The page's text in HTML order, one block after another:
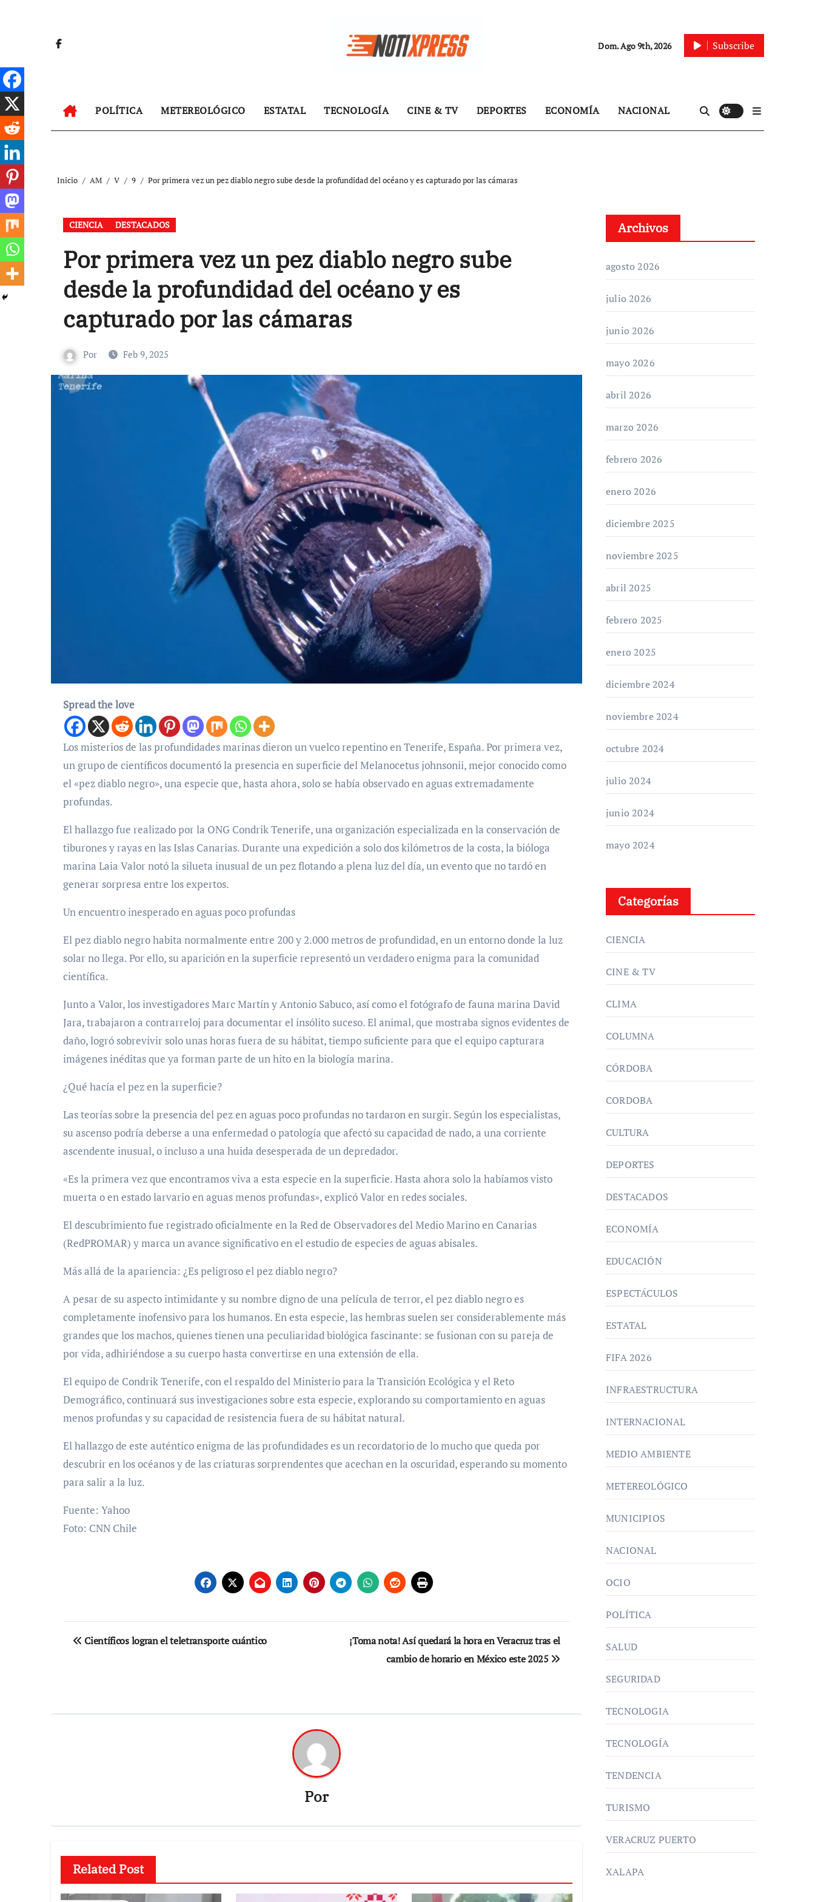
Dom. Ago 9th, 2026 Subscribe
POLÍTICA METEREOLÓGICO ESTATAL TECNOLOGÍA CINE & TV DEPORTES ECONOMÍA NACIONAL
Inicio AM V 9 Por primera vez un pez diablo negro sube desde la profundidad del océano y es capturado por las cámaras
CIENCIA DESTACADOS
Por primera vez un pez diablo negro sube
desde la profundidad del océano y es
capturado por las cámaras
Por Feb 9, 2025
Spread the love
Los misterios de las profundidades marinas dieron un vuelco repentino en Tenerife, España. Por primera vez,
un grupo de científicos documentó la presencia en superficie del Melanocetus johnsonii, mejor conocido como
el «pez diablo negro», una especie que, hasta ahora, solo se había observado en aguas extremadamente
profundas.
El hallazgo fue realizado por la ONG Condrik Tenerife, una organización especializada en la conservación de
tiburones y rayas en las Islas Canarias. Durante una expedición a solo dos kilómetros de la costa, la bióloga
marina Laia Valor notó la silueta inusual de un pez flotando a plena luz del día, un evento que no tardó en
generar sorpresa entre los expertos.
Un encuentro inesperado en aguas poco profundas
El pez diablo negro habita normalmente entre 200 y 2.000 metros de profundidad, en un entorno donde la luz
solar no llega. Por ello, su aparición en la superficie representó un verdadero enigma para la comunidad
científica.
Junto a Valor, los investigadores Marc Martín y Antonio Sabuco, así como el fotógrafo de fauna marina David
Jara, trabajaron a contrarreloj para documentar el insólito suceso. El animal, que mostraba signos evidentes de
daño, logró sobrevivir solo unas horas fuera de su hábitat, tiempo suficiente para que el equipo capturara
imágenes inéditas que ya forman parte de un hito en la biología marina.
¿Qué hacía el pez en la superficie?
Las teorías sobre la presencia del pez en aguas poco profundas no tardaron en surgir. Según los especialistas,
su ascenso podría deberse a una enfermedad o patología que afectó su capacidad de nado, a una corriente
ascendente inusual, o incluso a una huida desesperada de un depredador.
«Es la primera vez que encontramos viva a esta especie en la superficie. Hasta ahora solo la habíamos visto
muerta o en estado larvario en aguas menos profundas», explicó Valor en redes sociales.
El descubrimiento fue registrado oficialmente en la Red de Observadores del Medio Marino en Canarias
(RedPROMAR) y marca un avance significativo en el estudio de especies de aguas abisales.
Más allá de la apariencia: ¿Es peligroso el pez diablo negro?
A pesar de su aspecto intimidante y su nombre digno de una película de terror, el pez diablo negro es
completamente inofensivo para los humanos. En esta especie, las hembras suelen ser considerablemente más
grandes que los machos, quienes tienen una peculiaridad biológica fascinante: se fusionan con su pareja de
por vida, adhiriéndose a su cuerpo hasta convertirse en una extensión de ella.
El equipo de Condrik Tenerife, con el respaldo del Ministerio para la Transición Ecológica y el Reto
Demográfico, continuará sus investigaciones sobre esta especie, explorando su comportamiento en aguas
menos profundas y su capacidad de resistencia fuera de su hábitat natural.
El hallazgo de este auténtico enigma de las profundidades es un recordatorio de lo mucho que queda por
descubrir en los océanos y de las criaturas sorprendentes que acechan en la oscuridad, esperando su momento
para salir a la luz.
Fuente: Yahoo
Foto: CNN Chile
Navegación
Científicos logran el teletransporte cuántico
¡Toma nota! Así quedará la hora en Veracruz tras el
cambio de horario en México este 2025
Por
Related Post
Archivos
agosto 2026
julio 2026
junio 2026
mayo 2026
abril 2026
marzo 2026
febrero 2026
enero 2026
diciembre 2025
noviembre 2025
abril 2025
febrero 2025
enero 2025
diciembre 2024
noviembre 2024
octubre 2024
julio 2024
junio 2024
mayo 2024
Categorías
CIENCIA
CINE & TV
CLIMA
COLUMNA
CÓRDOBA
CORDOBA
CULTURA
DEPORTES
DESTACADOS
ECONOMÍA
EDUCACIÓN
ESPECTÁCULOS
ESTATAL
FIFA 2026
INFRAESTRUCTURA
INTERNACIONAL
MEDIO AMBIENTE
METEREOLÓGICO
MUNICIPIOS
NACIONAL
OCIO
POLÍTICA
SALUD
SEGURIDAD
TECNOLOGIA
TECNOLOGÍA
TENDENCIA
TURISMO
VERACRUZ PUERTO
XALAPA